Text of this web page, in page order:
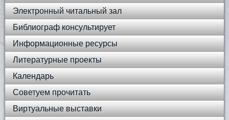
Электронный читальный зал
Библиограф консультирует
Информационные ресурсы
Литературные проекты
Календарь
Советуем прочитать
Виртуальные выставки